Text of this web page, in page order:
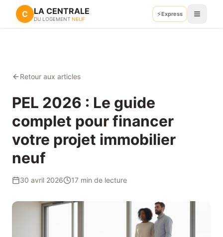
Retour
C LA CENTRALE
DU LOGEMENT NEUF
⚡Express
Retour aux articles
PEL 2026 : Le guide
complet pour financer
votre projet immobilier
neuf
30 avril 2026 17 min de lecture
Recevoir mes plans